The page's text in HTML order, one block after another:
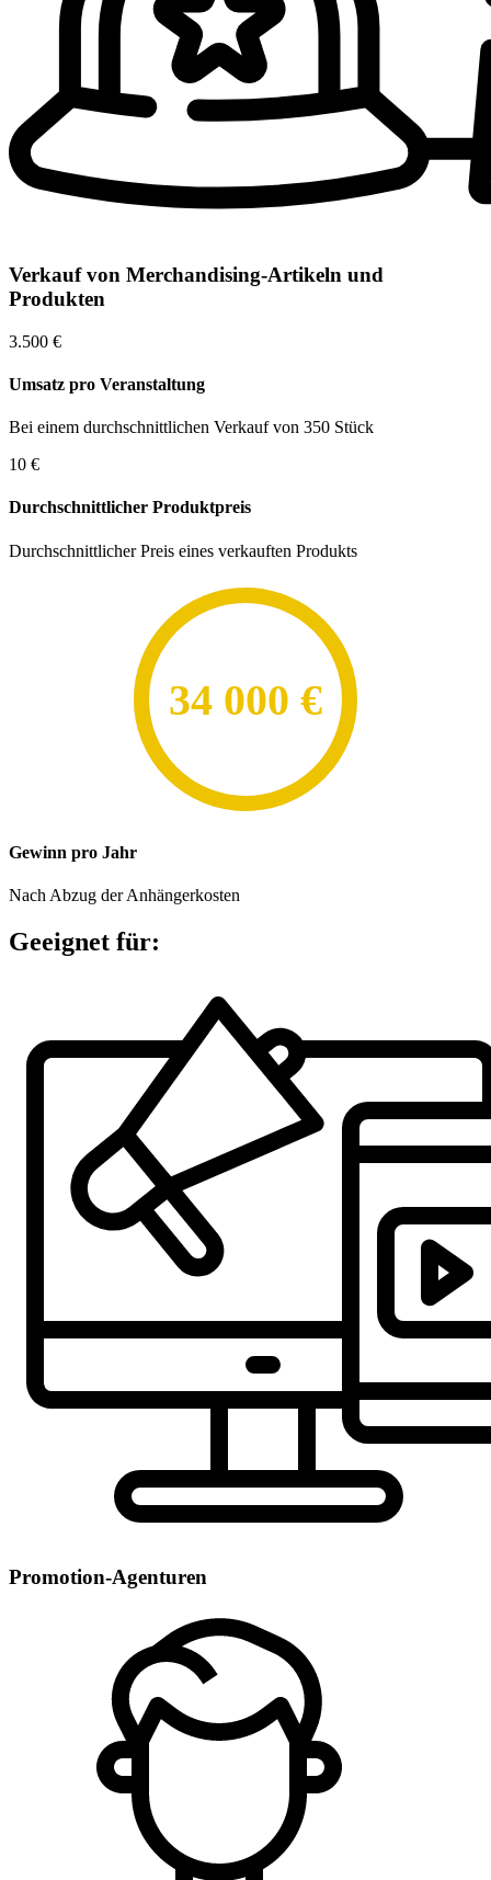
Verkauf von Merchandising-Artikeln und
Produkten
3.500 €
Umsatz pro Veranstaltung
Bei einem durchschnittlichen Verkauf von 350 Stück
10 €
Durchschnittlicher Produktpreis
Durchschnittlicher Preis eines verkauften Produkts
34 000 €
Gewinn pro Jahr
Nach Abzug der Anhängerkosten
Geeignet für:
Promotion-Agenturen